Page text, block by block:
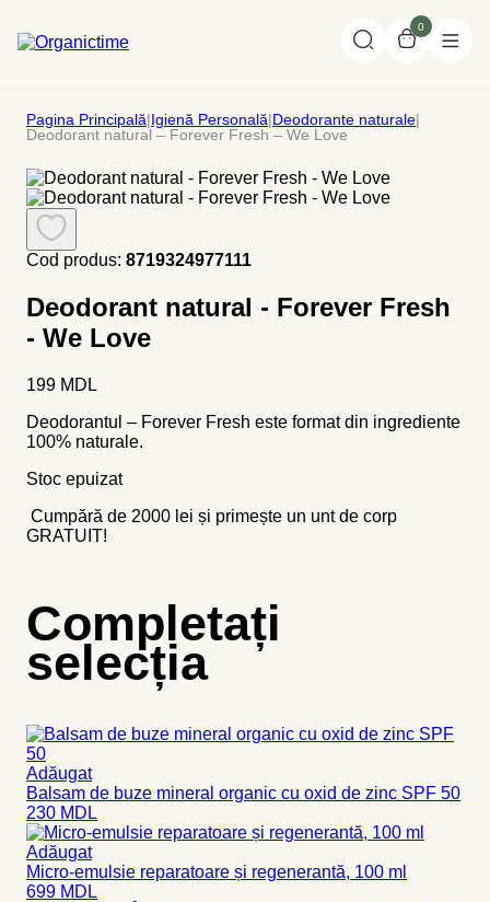
0
Pagina Principală|Igienă Personală|Deodorante naturale|
Deodorant natural – Forever Fresh – We Love
Cod produs: 8719324977111
Deodorant natural - Forever Fresh
- We Love
199 MDL
Deodorantul – Forever Fresh este format din ingrediente
100% naturale.
Stoc epuizat
Cumpără de 2000 lei și primește un unt de corp
GRATUIT!
Completați
selecția
Adăugat
Balsam de buze mineral organic cu oxid de zinc SPF 50
230 MDL
Adăugat
Micro-emulsie reparatoare și regenerantă, 100 ml
699 MDL